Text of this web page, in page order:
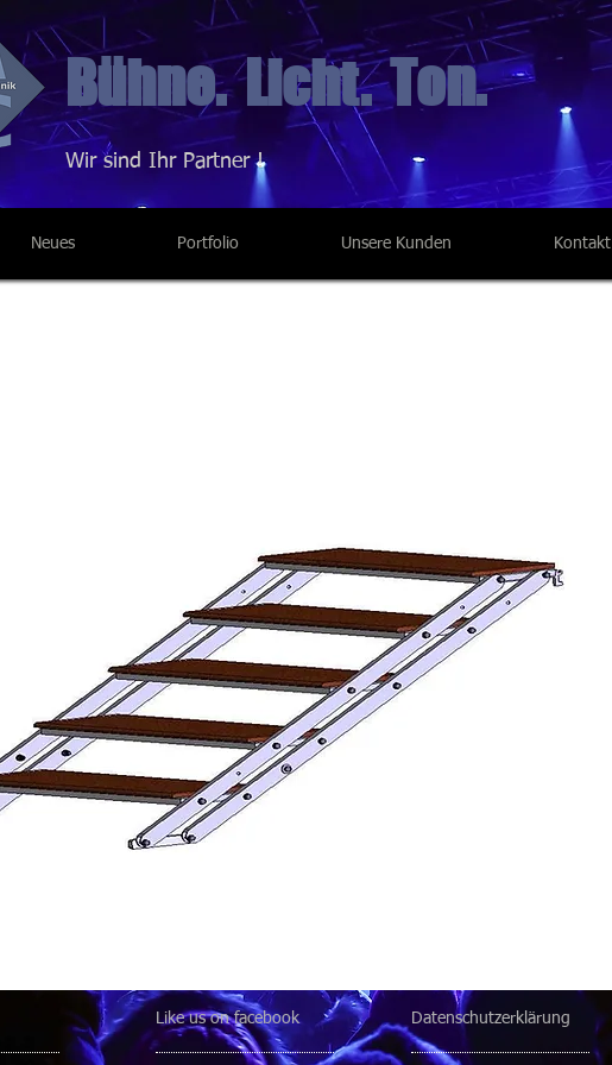
Neues Portfolio Unsere Kunden Kontakt
Bühne. Licht. Ton.
Wir sind Ihr Partner !
Like us on facebook Datenschutzerklärung